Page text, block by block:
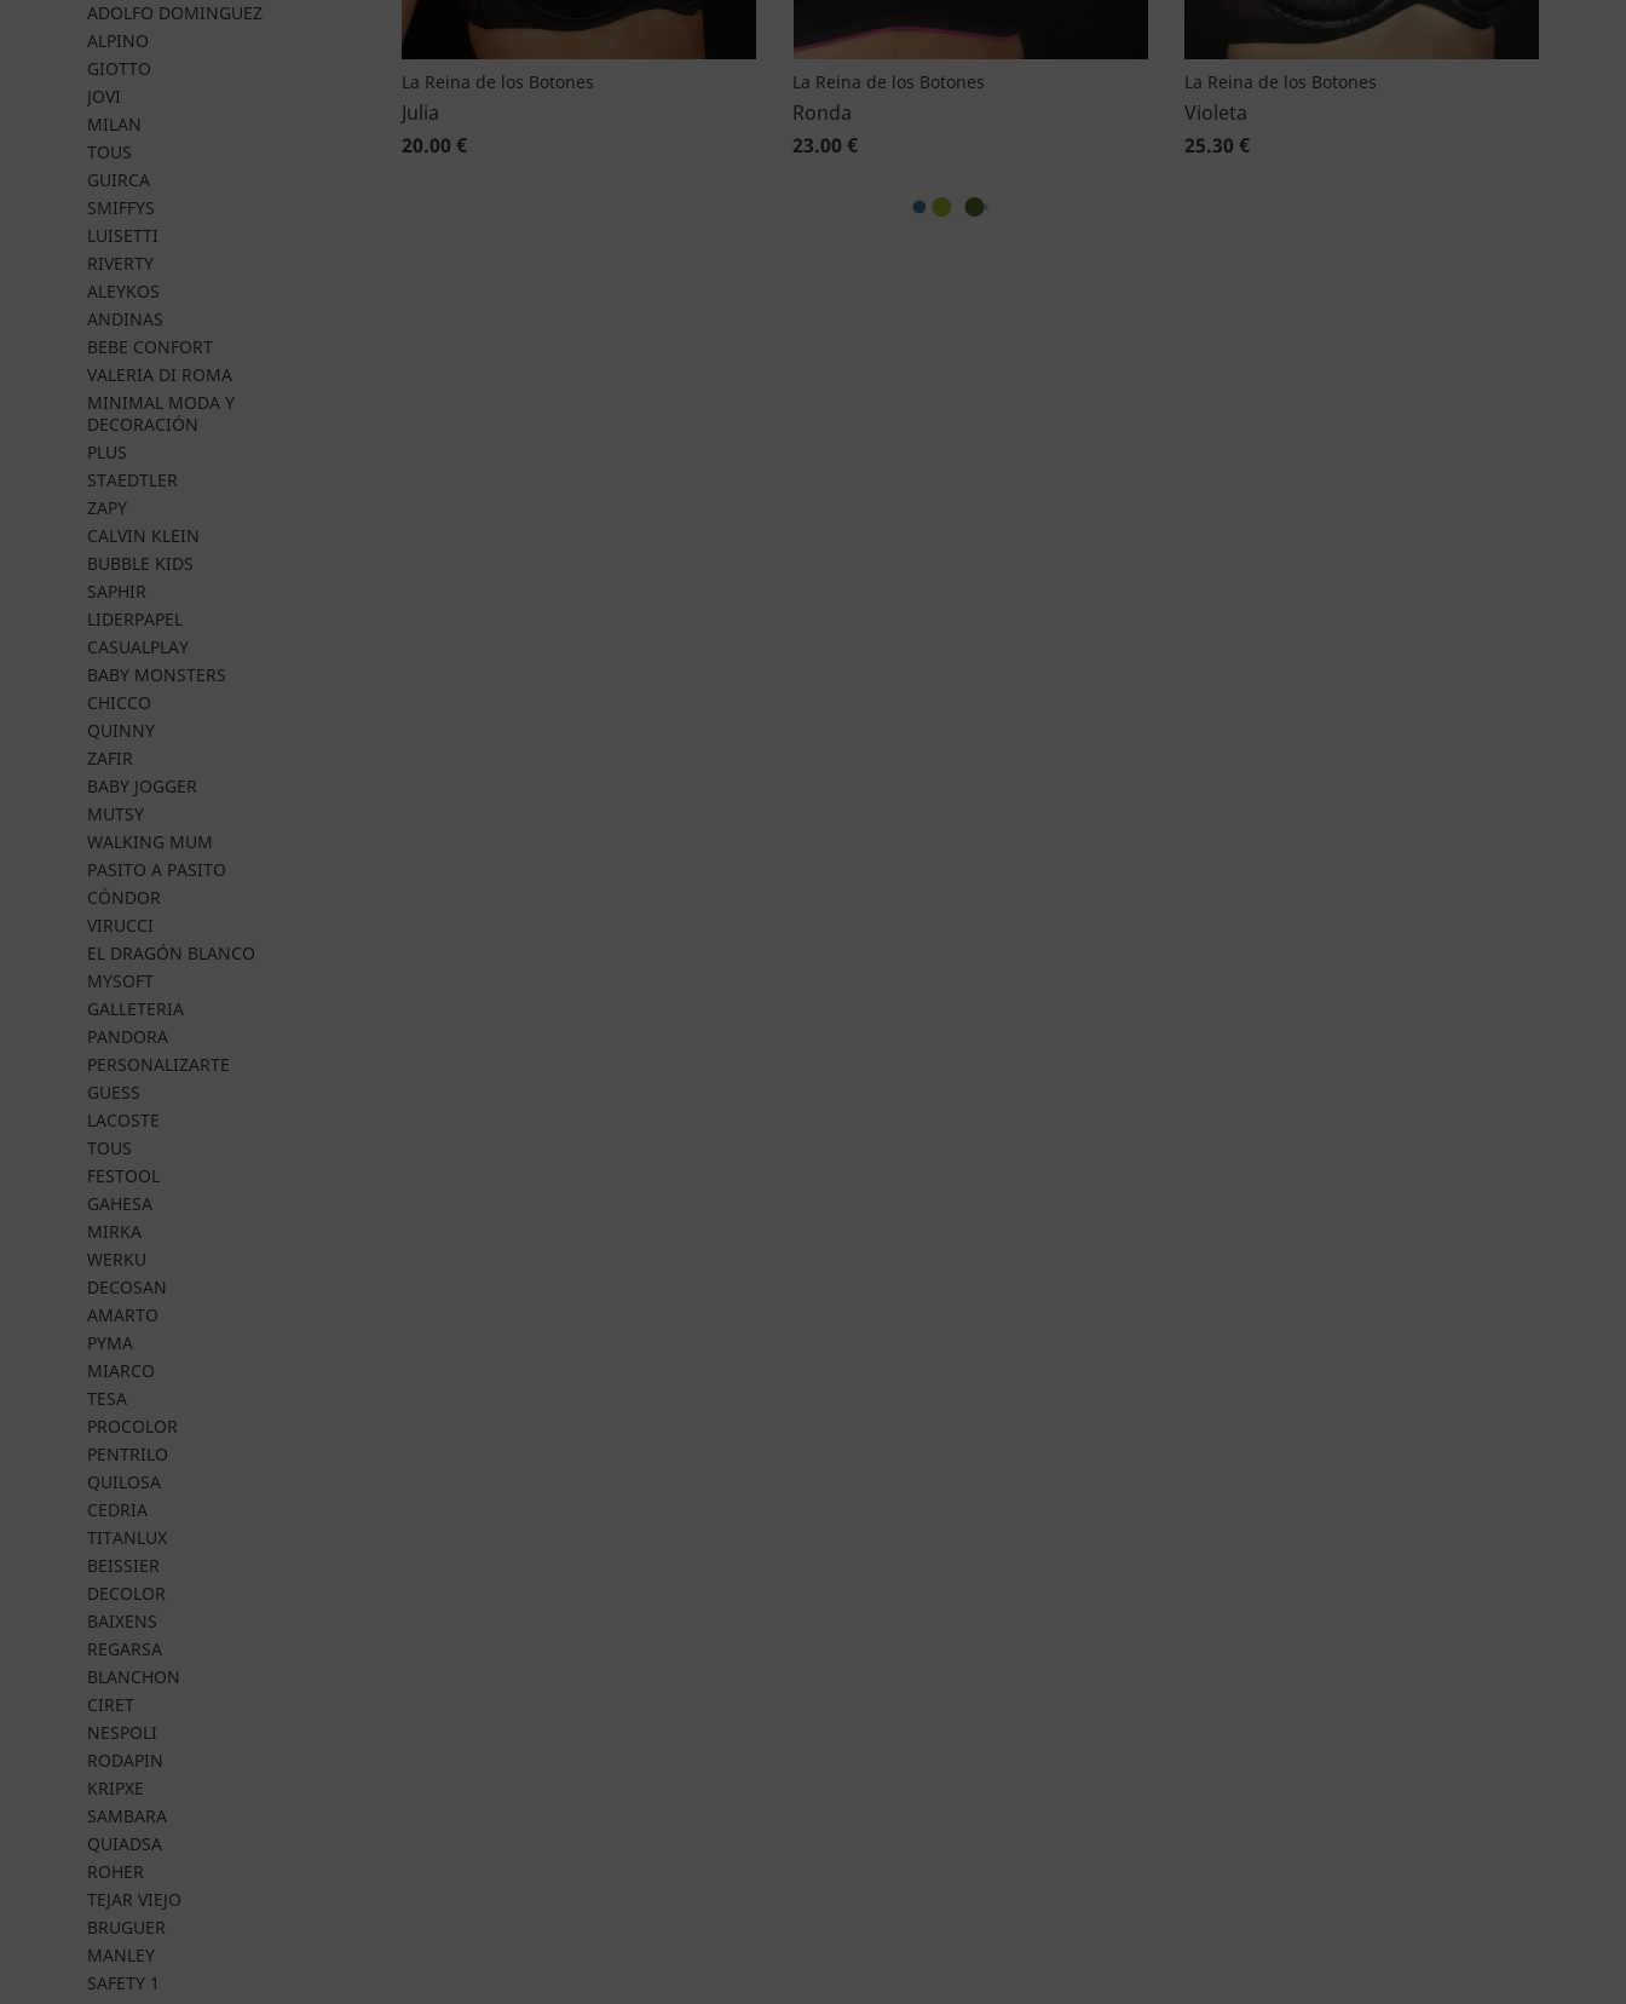
ADOLFO DOMINGUEZ
ALPINO
GIOTTO
JOVI
MILAN
TOUS
GUIRCA
SMIFFYS
LUISETTI
RIVERTY
ALEYKOS
ANDINAS
BEBE CONFORT
VALERIA DI ROMA
MINIMAL MODA Y
DECORACIÓN
PLUS
STAEDTLER
ZAPY
CALVIN KLEIN
BUBBLE KIDS
SAPHIR
LIDERPAPEL
CASUALPLAY
BABY MONSTERS
CHICCO
QUINNY
ZAFIR
BABY JOGGER
MUTSY
WALKING MUM
PASITO A PASITO
CÓNDOR
VIRUCCI
EL DRAGÓN BLANCO
MYSOFT
GALLETERIA
PANDORA
PERSONALIZARTE
GUESS
LACOSTE
TOUS
FESTOOL
GAHESA
MIRKA
WERKU
DECOSAN
AMARTO
PYMA
MIARCO
TESA
PROCOLOR
PENTRILO
QUILOSA
CEDRIA
TITANLUX
BEISSIER
DECOLOR
BAIXENS
REGARSA
BLANCHON
CIRET
NESPOLI
RODAPIN
KRIPXE
SAMBARA
QUIADSA
ROHER
TEJAR VIEJO
BRUGUER
MANLEY
SAFETY 1
La Reina de los Botones
Julia
20.00 €
La Reina de los Botones
Ronda
23.00 €
La Reina de los Botones
Violeta
25.30 €